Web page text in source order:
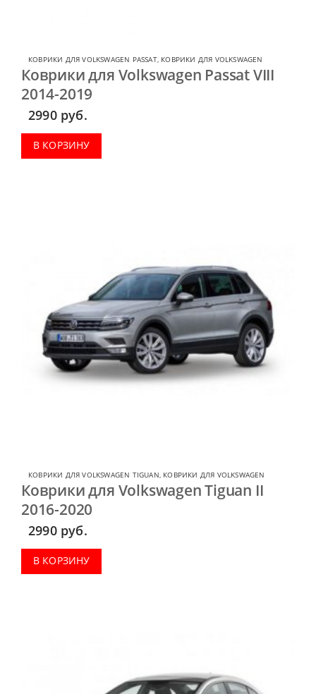
КОВРИКИ ДЛЯ VOLKSWAGEN PASSAT, КОВРИКИ ДЛЯ VOLKSWAGEN
Коврики для Volkswagen Passat VIII
2014-2019
2990 руб.
В КОРЗИНУ
КОВРИКИ ДЛЯ VOLKSWAGEN TIGUAN КОВРИКИ ДЛЯ VOLKSWAGEN
Коврики для Volkswagen Tiguan II
2016-2020
2990 руб.
В КОРЗИНУ